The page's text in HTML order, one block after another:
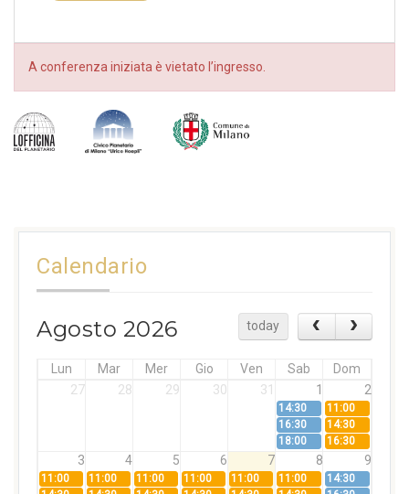
A conferenza iniziata è vietato l’ingresso.
Calendario
Agosto 2026 today
Lun Mar Mer Gio Ven Sab
Dom
27
28 29 30 31 1 2
14:30
11:00
16:30
14:30
18:00
16:30
3 4 5 6 7 8 9
11:00 11:00 11:00 11:00 11:00 11:00
14:30